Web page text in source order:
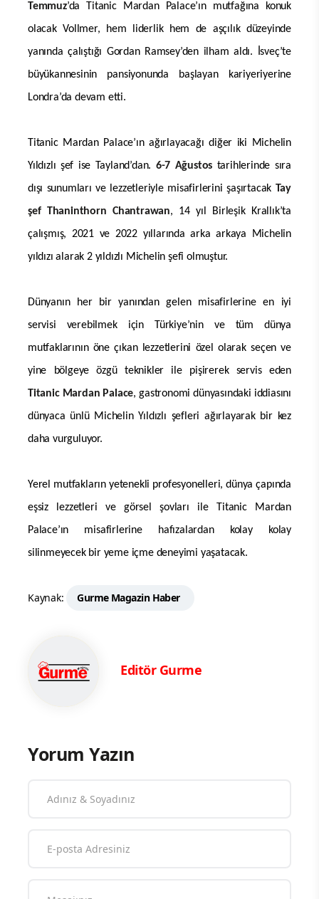
Temmuz’da Titanic Mardan Palace’ın mutfağına konuk
olacak Vollmer, hem liderlik hem de aşçılık düzeyinde
yanında çalıştığı Gordan Ramsey’den ilham aldı. İsveç’te
büyükannesinin pansiyonunda başlayan kariyeriyerine
Londra’da devam etti.
Titanic Mardan Palace’ın ağırlayacağı diğer iki Michelin
Yıldızlı şef ise Tayland’dan. 6-7 Ağustos tarihlerinde sıra
dışı sunumları ve lezzetleriyle misafirlerini şaşırtacak Tay
şef Thaninthorn Chantrawan, 14 yıl Birleşik Krallık’ta
çalışmış, 2021 ve 2022 yıllarında arka arkaya Michelin
yıldızı alarak 2 yıldızlı Michelin şefi olmuştur.
Dünyanın her bir yanından gelen misafirlerine en iyi
servisi verebilmek için Türkiye’nin ve tüm dünya
mutfaklarının öne çıkan lezzetlerini özel olarak seçen ve
yine bölgeye özgü teknikler ile pişirerek servis eden
Titanic Mardan Palace, gastronomi dünyasındaki iddiasını
dünyaca ünlü Michelin Yıldızlı şefleri ağırlayarak bir kez
daha vurguluyor.
Yerel mutfakların yetenekli profesyonelleri, dünya çapında
eşsiz lezzetleri ve görsel şovları ile Titanic Mardan
Palace’ın misafirlerine hafızalardan kolay kolay
silinmeyecek bir yeme içme deneyimi yaşatacak.
Kaynak: Gurme Magazin Haber
Editör Gurme
Yorum Yazın